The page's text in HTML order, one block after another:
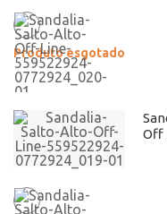
Produto esgotado
Off